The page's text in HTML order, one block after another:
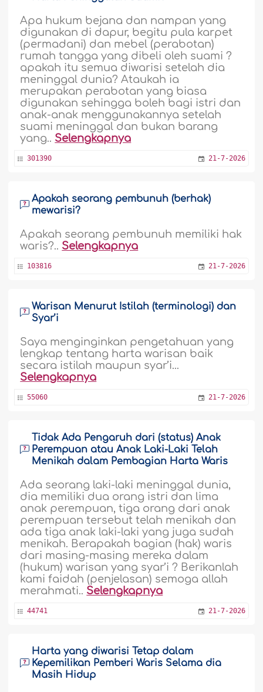
Apa hukum bejana dan nampan yang
digunakan di dapur, begitu pula karpet
(permadani) dan mebel (perabotan)
rumah tangga yang dibeli oleh suami ?
apakah itu semua diwarisi setelah dia
meninggal dunia? Ataukah ia
merupakan perabotan yang biasa
digunakan sehingga boleh bagi istri dan
anak-anak menggunakannya setelah
suami meninggal dan bukan barang
yang.. Selengkapnya
301390 21-7-2026
Apakah seorang pembunuh (berhak)
mewarisi?
Apakah seorang pembunuh memiliki hak
waris?.. Selengkapnya
103816 21-7-2026
Warisan Menurut Istilah (terminologi) dan
Syar’i
Saya menginginkan pengetahuan yang
lengkap tentang harta warisan baik
secara istilah maupun syar’i...
Selengkapnya
55060 21-7-2026
Tidak Ada Pengaruh dari (status) Anak
Perempuan atau Anak Laki-Laki Telah
Menikah dalam Pembagian Harta Waris
Ada seorang laki-laki meninggal dunia,
dia memiliki dua orang istri dan lima
anak perempuan, tiga orang dari anak
perempuan tersebut telah menikah dan
ada tiga anak laki-laki yang juga sudah
menikah. Berapakah bagian (hak) waris
dari masing-masing mereka dalam
(hukum) warisan yang syar’i ? Berikanlah
kami faidah (penjelasan) semoga allah
merahmati.. Selengkapnya
44741 21-7-2026
Harta yang diwarisi Tetap dalam
Kepemilikan Pemberi Waris Selama dia
Masih Hidup